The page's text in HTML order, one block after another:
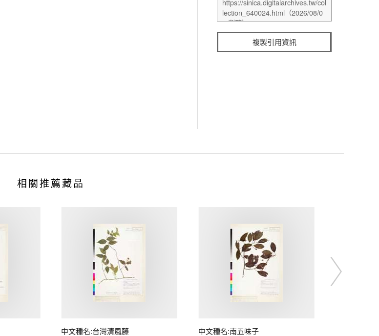
複製引用資訊
相關推薦藏品
中文種名:台灣清風藤 中文種名:南五味子